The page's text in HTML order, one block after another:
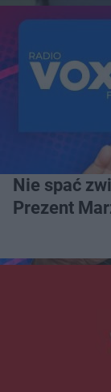
Nie spać
Prezent